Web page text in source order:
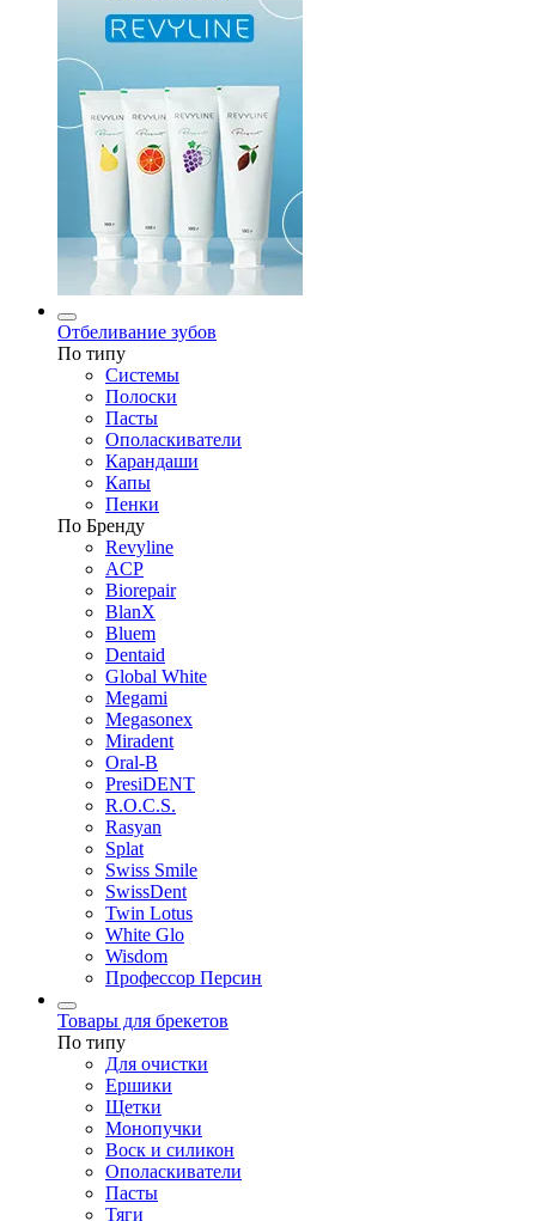
Отбеливание зубов
По типу
Системы
Полоски
Пасты
Ополаскиватели
Карандаши
Капы
Пенки
По Бренду
Revyline
ACP
Biorepair
BlanX
Bluem
Dentaid
Global White
Megami
Megasonex
Miradent
Oral-B
PresiDENT
R.O.C.S.
Rasyan
Splat
Swiss Smile
SwissDent
Twin Lotus
White Glo
Wisdom
Профессор Персин
Товары для брекетов
По типу
Для очистки
Ершики
Щетки
Монопучки
Воск и силикон
Ополаскиватели
Пасты
Тяги